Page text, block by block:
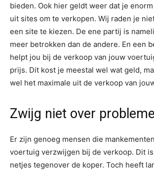
bieden. Ook hier geldt weer dat je
uit sites om te verkopen. Wij raden je
een site te kiezen. De ene partij is
meer betrokken dan de andere. En een
helpt jou bij de verkoop van jouw
prijs. Dit kost je meestal wel wat geld,
wel het maximale uit de verkoop van
Zwijg niet over
Er zijn genoeg mensen die
voertuig verzwijgen bij de verkoop. Dit
netjes tegenover de koper. Toch heeft